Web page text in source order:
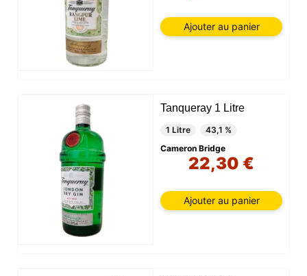
Ajouter au panier
Tanqueray 1 Litre
1 Litre
43,1 %
Cameron Bridge
22,30 €
Ajouter au panier